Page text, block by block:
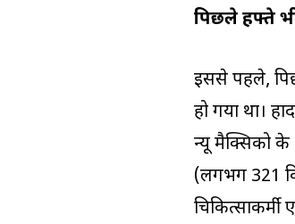
पिछले हफ्ते
इससे पहले,
हो गया था।
न्यू मैक्सिको
(लगभग 321